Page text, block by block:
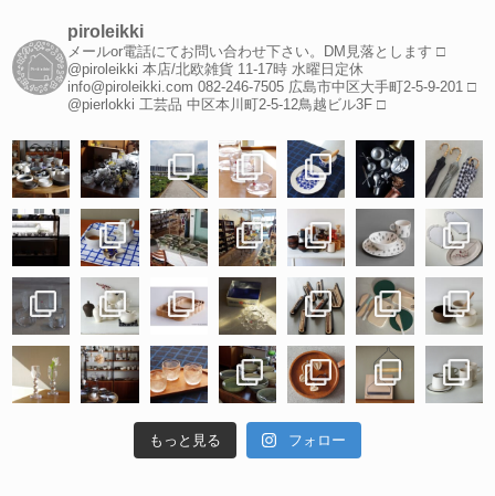
piroleikki
メールor電話にてお問い合わせ下さい。DM見落とします □
@piroleikki 本店/北欧雑貨 11-17時 水曜日定休
info@piroleikki.com 082-246-7505 広島市中区大手町2-5-9-201 □
@pierlokki 工芸品 中区本川町2-5-12鳥越ビル3F □
もっと見る フォロー